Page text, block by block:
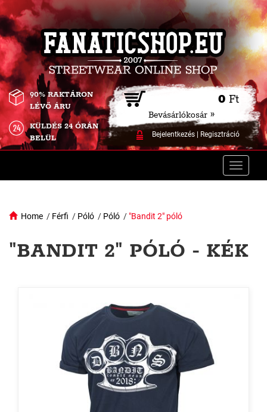
0 Ft
Bevásárlókosár »
Bejelentkezés| Regisztráció
90% RAKTÁRON
LÉVŐ ÁRU
KÜLDÉS 24 ÓRÁN
BELÜL
Toggle
Home / Férfi / Póló / Póló / "Bandit 2" póló
"BANDIT 2" PÓLÓ - KÉK